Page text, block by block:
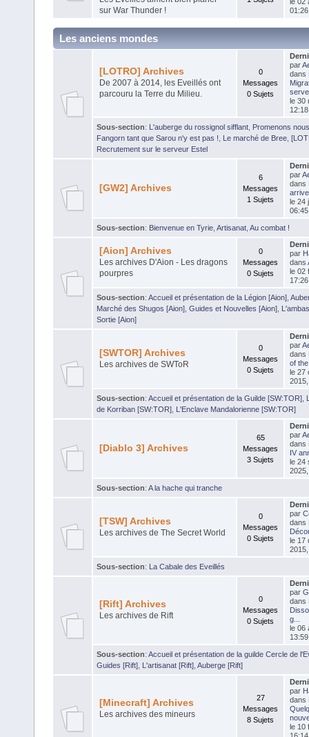
sur War Thunder !
Les anciens mondes
[LOTRO] Archives
De 2007 à 2014, les Eveillés ont
parcouru la Terre du Milieu.
0
Messages
0 Sujets
par
dans
le 30
Sous-section: L'auberge du rossignol sifflant Promenons
Fangorn tant que Sarou n'y est pas !
Le marché de Bree
Recrutement sur le serveur Estel
[GW2] Archives
6
Messages
1 Sujets
par
dans
le 24
Sous-section: Bienvenue en Tyrie Artisanat Au combat !
[Aion] Archives
Les archives D'Aion - Les dragons
pourpres
0
Messages
0 Sujets
par
dans
le 02
Sous-section: Accueil et présentation de la Légion [Aion]
Marché des Shugos [Aion] Guides et Nouvelles [Aion]
Sortie [Aion]
[SWTOR] Archives
Les archives de SWToR
0
Messages
0 Sujets
par
dans
of
le 27
Sous-section: Accueil et présentation de la Guilde [SW:TOR]
de Korriban [SW:TOR] L'Enclave Mandalorienne [SW:TOR]
[Diablo 3] Archives
65
Messages
3 Sujets
par
dans
IV
le 24
Sous-section: A la hache qui tranche
[TSW] Archives
Les archives de The Secret World
0
Messages
0 Sujets
par
dans
le 17
Sous-section: La Cabale des Eveillés
[Rift] Archives
Les archives de Rift
0
Messages
0 Sujets
par
dans
g...
le 06
Sous-section: Accueil et présentation de la guilde Cercle de
Guides [Rift] L'artisanat [Rift] Auberge [Rift]
[Minecraft] Archives
Les archives des mineurs
27
Messages
8 Sujets
par
dans
le 10